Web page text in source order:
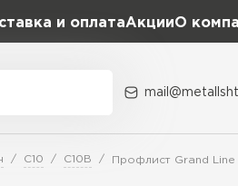
и оплатаАкцииО
С10 С10В Профлист Grand